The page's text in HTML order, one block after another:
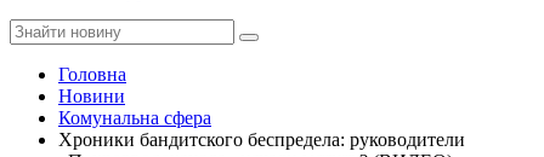
Головна
Новини
Комунальна сфера
Хроники бандитского беспредела: руководители